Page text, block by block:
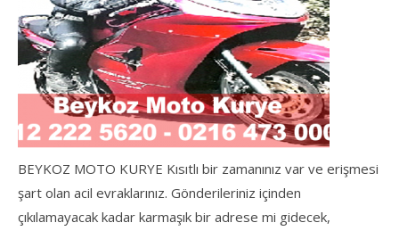
BEYKOZ MOTO KURYE Kısıtlı bir zamanınız var ve erişmesi
şart olan acil evraklarınız. Gönderileriniz içinden
çıkılamayacak kadar karmaşık bir adrese mi gidecek,